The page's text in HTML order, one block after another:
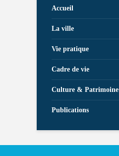
Accueil
La ville
Vie pratique
Cadre de vie
Culture & Patrimoine
Publications